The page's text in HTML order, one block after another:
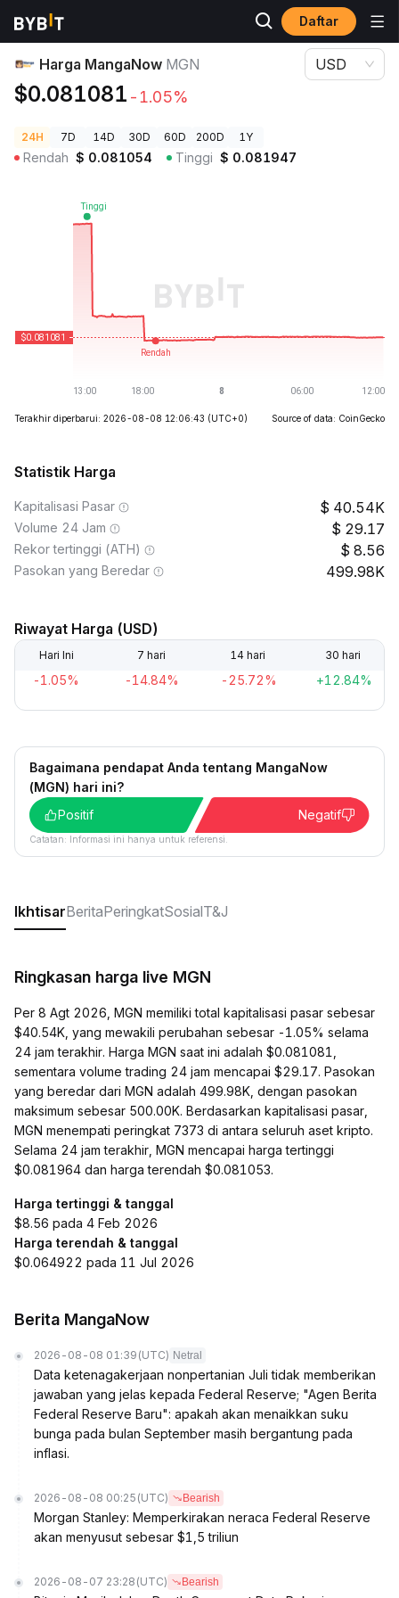
Daftar
Harga Kripto
Harga MangaNow MGN
$0.081081 -1.05%
USD
24H 7D 14D 30D 60D 200D 1Y
Rendah $ 0.081054 Tinggi $ 0.081947
Terakhir diperbarui: 2026-08-08 12:06:43 (UTC+0) Source of data: CoinGecko
Statistik Harga
Kapitalisasi Pasar 40.54K
Volume 24 Jam 29.17
Rekor tertinggi (ATH) 8.56
Pasokan yang Beredar 499.98K
Riwayat Harga (USD)
Hari Ini 7 hari 14 hari 30 hari
-1.05% -14.84% -25.72% +12.84%
Bagaimana pendapat Anda tentang MangaNow
(MGN) hari ini?
Positif
Negatif
Catatan: Informasi ini hanya untuk referensi.
IkhtisarBeritaPeringkatSosialT&J
Ringkasan harga live MGN
Per 8 Agt 2026, MGN memiliki total kapitalisasi pasar sebesar
$40.54K, yang mewakili perubahan sebesar -1.05% selama
24 jam terakhir. Harga MGN saat ini adalah $0.081081,
sementara volume trading 24 jam mencapai $29.17. Pasokan
yang beredar dari MGN adalah 499.98K, dengan pasokan
maksimum sebesar 500.00K. Berdasarkan kapitalisasi pasar,
MGN menempati peringkat 7373 di antara seluruh aset kripto.
Selama 24 jam terakhir, MGN mencapai harga tertinggi
$0.081964 dan harga terendah $0.081053.
Harga tertinggi & tanggal
$8.56 pada 4 Feb 2026
Harga terendah & tanggal
$0.064922 pada 11 Jul 2026
Berita MangaNow
2026-08-08 01:39 (UTC) Netral
Data ketenagakerjaan nonpertanian Juli tidak memberikan
jawaban yang jelas kepada Federal Reserve; "Agen Berita
Federal Reserve Baru": apakah akan menaikkan suku
bunga pada bulan September masih bergantung pada
inflasi.
2026-08-08 00:25 (UTC) Bearish
Morgan Stanley: Memperkirakan neraca Federal Reserve
akan menyusut sebesar $1,5 triliun
2026-08-07 23:28 (UTC) Bearish